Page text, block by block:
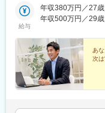
・社内交流イベン
業部でのイベント
市）、福岡（福岡
喫煙防止対策あり
給与
年収380万円／27
年収500万円／29
あ
次は